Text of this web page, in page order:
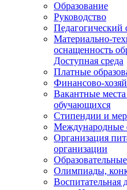
Образование
Руководство
Педагогический
Материально-
оснащенность
Доступная среда
Платные
Финансово-
Вакантные
обучающихся
Стипендии и
Международные
Организация
организации
Олимпиады,
Воспитательная